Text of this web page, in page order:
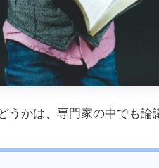
うかは、専門家の中でも論